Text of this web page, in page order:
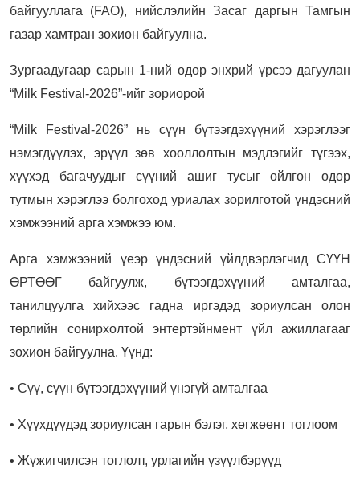
байгууллага (FAO), нийслэлийн Засаг даргын Тамгын
газар хамтран зохион байгуулна.
Зургаадугаар сарын 1-ний өдөр энхрий үрсээ дагуулан
“Milk Festival-2026”-ийг зориорой
“Milk Festival-2026” нь сүүн бүтээгдэхүүний хэрэглээг
нэмэгдүүлэх, эрүүл зөв хооллолтын мэдлэгийг түгээх,
хүүхэд багачуудыг сүүний ашиг тусыг ойлгон өдөр
тутмын хэрэглээ болгоход уриалах зорилготой үндэсний
хэмжээний арга хэмжээ юм.
Арга хэмжээний үеэр үндэсний үйлдвэрлэгчид СҮҮН
ӨРТӨӨГ байгуулж, бүтээгдэхүүний амталгаа,
танилцуулга хийхээс гадна иргэдэд зориулсан олон
төрлийн сонирхолтой энтертэйнмент үйл ажиллагааг
зохион байгуулна. Үүнд:
• Сүү, сүүн бүтээгдэхүүний үнэгүй амталгаа
• Хүүхдүүдэд зориулсан гарын бэлэг, хөгжөөнт тоглоом
• Жүжигчилсэн тоглолт, урлагийн үзүүлбэрүүд